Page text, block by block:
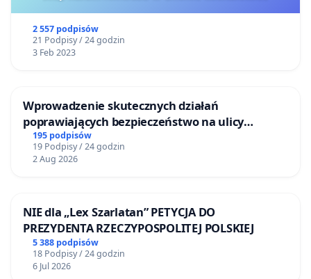
2 557 podpisów
21 Podpisy / 24 godzin
3 Feb 2023
Wprowadzenie skutecznych działań
poprawiających bezpieczeństwo na ulicy
Żeromskiego w Otwocku
195 podpisów
19 Podpisy / 24 godzin
2 Aug 2026
NIE dla „Lex Szarlatan” PETYCJA DO
PREZYDENTA RZECZYPOSPOLITEJ POLSKIEJ
5 388 podpisów
18 Podpisy / 24 godzin
6 Jul 2026